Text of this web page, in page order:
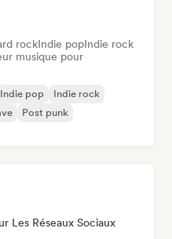
rockIndie popIndie rock
musique pour
Indie pop
Indie rock
Post punk
Les Réseaux Sociaux